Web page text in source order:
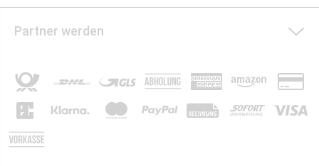
Partner werden